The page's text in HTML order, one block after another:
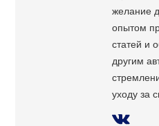
желание
опытом
статей и
другим
уходу за